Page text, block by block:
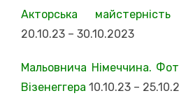
Акторська
20.10.23 – 30.10.2023
Мальовнича Німеччина.
Візенеггера 10.10.23 –